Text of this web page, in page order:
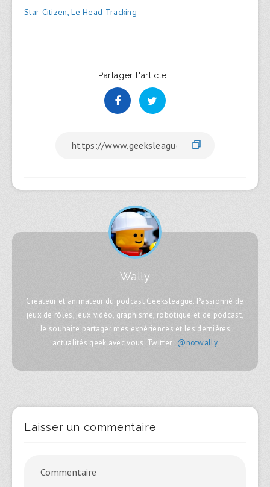
Navigation
Star Citizen, Le Head Tracking
Partager l'article :
Wally
Créateur et animateur du podcast Geeksleague. Passionné de
jeux de rôles, jeux vidéo, graphisme, robotique et de podcast,
Je souhaite partager mes expériences et les dernières
actualités geek avec vous. Twitter : @notwally
Laisser un commentaire